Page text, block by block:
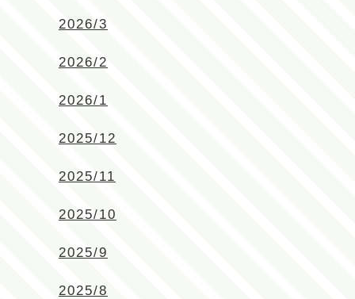
2026/3
2026/2
2026/1
2025/12
2025/11
2025/10
2025/9
2025/8